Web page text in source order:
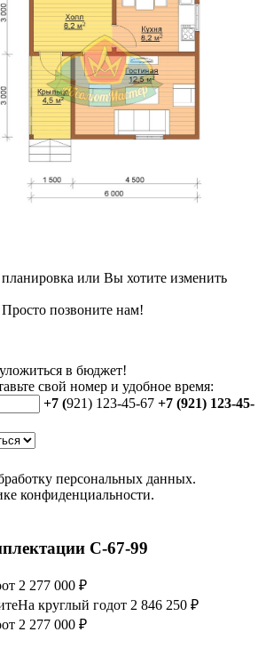
планировка или Вы хотите изменить
позвоните нам!
в бюджет!
свой номер и удобное время:
+7 (921) 123-45-67 +7 (921) 123-45-
персональных данных.
конфиденциальности.
С-67-99
от 2 277 000 ₽
На круглый годот 2 846 250 ₽
от 2 277 000 ₽